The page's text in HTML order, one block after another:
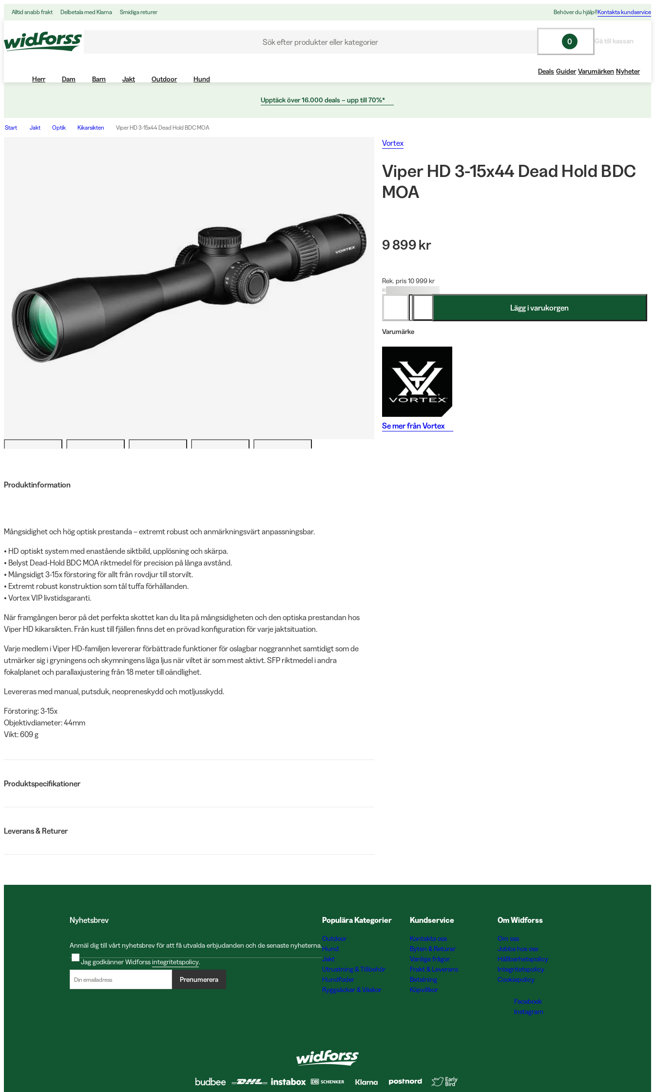
Alltid snabb frakt Delbetala med Klarna Smidiga returer Behöver du hjälp?Kontakta kundservice
Sök efter produkter eller kategorier 0 Gå till kassan
Herr Dam Barn Jakt Outdoor Hund
Deals Guider Varumärken Nyheter
Upptäck över 16.000 deals – upp till 70%*
Start Jakt Optik Kikarsikten Viper HD 3-15x44 Dead Hold BDC MOA
Produktinformation
Mångsidighet och hög optisk prestanda – extremt robust och anmärkningsvärt anpassningsbar.
• HD optiskt system med enastående siktbild, upplösning och skärpa.
• Belyst Dead-Hold BDC MOA riktmedel för precision på långa avstånd.
• Mångsidigt 3-15x förstoring för allt från rovdjur till storvilt.
• Extremt robust konstruktion som tål tuffa förhållanden.
• Vortex VIP livstidsgaranti.
När framgången beror på det perfekta skottet kan du lita på mångsidigheten och den optiska prestandan hos
Viper HD kikarsikten. Från kust till fjällen finns det en prövad konfiguration för varje jaktsituation.
Varje medlem i Viper HD-familjen levererar förbättrade funktioner för oslagbar noggrannhet samtidigt som de
utmärker sig i gryningens och skymningens låga ljus när viltet är som mest aktivt. SFP riktmedel i andra
fokalplanet och parallaxjustering från 18 meter till oändlighet.
Levereras med manual, putsduk, neopreneskydd och motljusskydd.
Förstoring: 3-15x
Objektivdiameter: 44mm
Vikt: 609 g
Produktspecifikationer
Leverans & Returer
Vortex
Viper HD 3-15x44 Dead Hold BDC
MOA
9 899 kr
Rek. pris 10 999 kr
Lägg i varukorgen
Varumärke
Se mer frånVortex
Nyhetsbrev
Anmäl dig till vårt nyhetsbrev för att få utvalda erbjudanden och de senaste nyheterna.
Jag godkänner Widforssintegritetspolicy.
Prenumerera
Populära Kategorier
Outdoor
Hund
Jakt
Utrustning & Tillbehör
Hundfoder
Ryggsäckar & Väskor
Kundservice
Kontakta oss
Byten & Returer
Vanliga frågor
Frakt & Leverans
Betalning
Köpvillkor
Om Widforss
Om oss
Jobba hos oss
Hållbarhetspolicy
Integritetspolicy
Cookiepolicy
Facebook
Instagram